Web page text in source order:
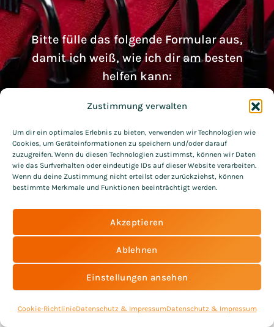
Zustimmung verwalten
Um dir ein optimales Erlebnis zu bieten, verwenden wir Technologien wie
Cookies, um Geräteinformationen zu speichern und/oder darauf
zuzugreifen. Wenn du diesen Technologien zustimmst, können wir Daten
wie das Surfverhalten oder eindeutige IDs auf dieser Website verarbeiten.
Wenn du deine Zustimmung nicht erteilst oder zurückziehst, können
bestimmte Merkmale und Funktionen beeinträchtigt werden.
Akzeptieren
Ablehnen
Einstellungen ansehen
Cookie-RichtlinieDatenschutz & ImpressumDatenschutz & Impressum
Bitte fülle das folgende Formular aus,
damit ich weiß, wie ich dir am besten
helfen kann:
Fill out myonline form.
Datenschutz & Impressum
© 2021 All Rights Reserved – MATTHIAS MATZKE